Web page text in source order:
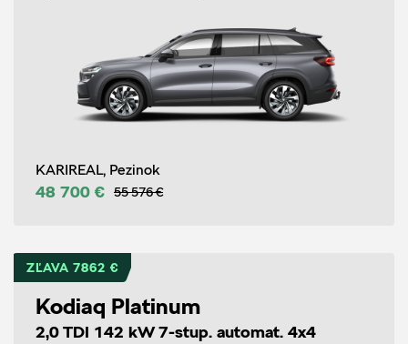
KARIREAL, Pezinok
48 700 € 55 576 €
ZĽAVA 7862 €
Kodiaq Platinum
2,0 TDI 142 kW 7-stup. automat. 4x4